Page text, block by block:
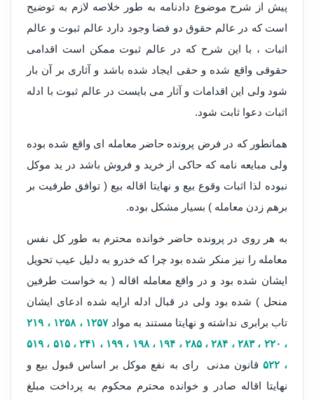
پیش از شرح موضوع دادنامه به طور خلاصه لازم به توضیح
است که در عالم حقوق دو فضا وجود دارد عالم ثبوت و عالم
اثبات ، با این شرح که در عالم ثبوت ممکن است اقدامی
حقوقی واقع شده و حقی ایجاد شده باشد و آثاری بر آن بار
شود ولی این اقدامات و آثار می بایست در عالم ثبوت با ادله
اثبات دعوا ثابت شود.
همانطور که در فرض پرونده حاضر معامله ای واقع شده بوده
ولی مبایعه نامه که حاکی از خرید و فروش باشد در ید موکل
نبوده لذا اثبات وقوع بیع و نهایتا اقاله بیع ( توافق طرفیت بر
برهم زدن معامله ) بسیار مشکل بوده.
به هر روی در پرونده حاضر خوانده محترم به طور کل نفس
معامله را نیز منکر شده بود چرا که خدرو به دلیل عیب تحویل
ایشان شده بود و در واقع معامله اقاله ( به خواست طرفین
منحل ) شده بود ولی در قبال ادله ارایه شده ادعای ایشان
تاب برابری نداشته و نهایتا مستند به مواد
۱۲۵۷ ، ۱۲۵۸ ، ۲۱۹
، ۲۲۰ ، ۲۸۳ ، ۲۸۴ ، ۲۸۵ ، ۱۹۴ ، ۱۹۸ ، ۱۹۹ ، ۲۴۱ ، ۵۱۵ ، ۵۱۹
، ۵۲۲
قانون مدنی رای به نفع موکل بر اساس قبول بیع و
نهایتا اقاله صادر و خوانده محترم محکوم به پرداخت مبلغ